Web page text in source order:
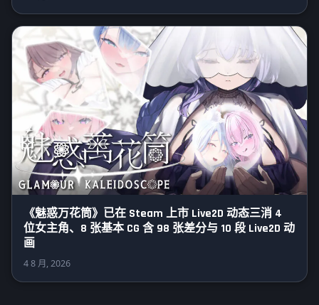
《魅惑万花筒》已在 Steam 上市 Live2D 动态三消 4
位女主角、8 张基本 CG 含 98 张差分与 10 段 Live2D 动
画
4 8 月, 2026